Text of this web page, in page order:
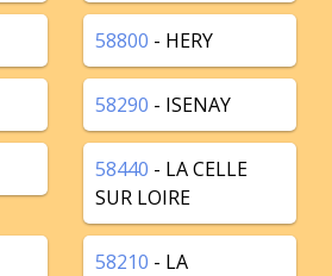
58800 - HERY
58290 - ISENAY
58440 - LA CELLE
SUR LOIRE
58210 - LA